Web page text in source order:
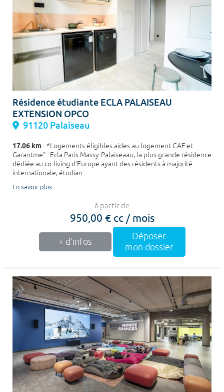
Résidence étudiante ECLA PALAISEAU
EXTENSION OPCO
91120 Palaiseau
17.06 km- *Logements éligibles aides au logement CAF et
Garantme" Ecla Paris Massy-Palaiseaau, la plus grande résidence
dédiée au co-living d'Europe ayant des résidents à majorité
internationale, étudian...
En savoir plus
à partir de
950,00 € cc / mois
+ d'infos
Déposer
mon dossier